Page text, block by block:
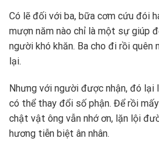
Có lẽ đối với ba, bữa cơm cứu đói
mượn năm nào chỉ là một sự giúp
người khó khăn. Ba cho đi rồi quên
lại.
Nhưng với người được nhận, đó lại
có thể thay đổi số phận. Để rồi
chật vật ông vẫn nhớ ơn, lặn lội
hương tiễn biệt ân nhân.